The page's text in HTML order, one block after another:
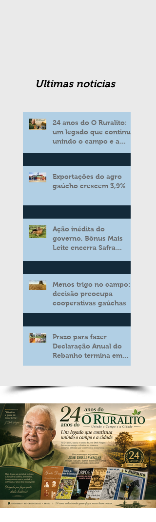
Ultimas noticias
24 anos do O Ruralito:
um legado que continua
unindo o campo e a
Exportações do agro
gaúcho crescem 3,9%
Ação inédita do
governo, Bônus Mais
Leite encerra Safra
aos produtores de leite
Menos trigo no campo:
decisão preocupa
cooperativas gaúchas
Prazo para fazer
Declaração Anual do
Rebanho termina em
duas semanas